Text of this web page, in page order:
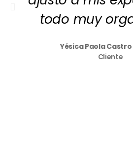
todo muy
Yésica Paola
Cliente